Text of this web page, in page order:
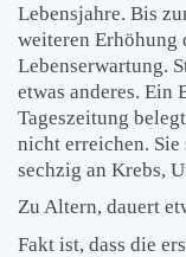
Lebensjahre. Bis
weiteren
Lebenserwartung.
etwas anderes. Ein
Tageszeitung
nicht erreichen.
sechzig an Krebs,
Zu Altern, dauert
Fakt ist, dass die